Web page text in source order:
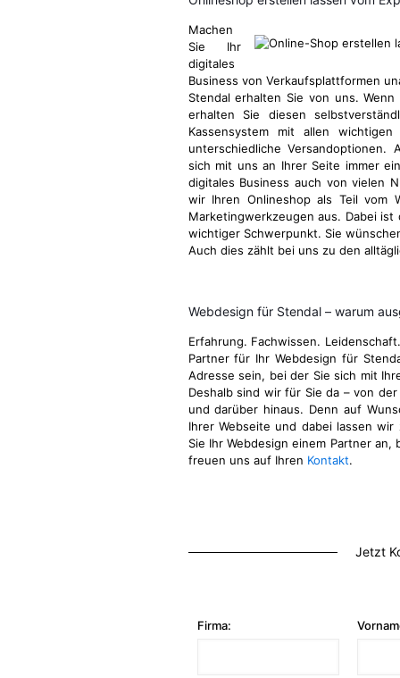
Machen
Sie Ihr
digitales
Business von Verkaufsplattformen
Stendal erhalten Sie von uns.
erhalten Sie diesen
Kassensystem mit allen
unterschiedliche
sich mit uns an Ihrer Seite immer
digitales Business auch von vielen
wir Ihren Onlineshop als Teil vom
Marketingwerkzeugen aus. Dabei ist
wichtiger Schwerpunkt. Sie
Auch dies zählt bei uns zu den
Webdesign für Stendal – warum
Erfahrung. Fachwissen.
Partner für Ihr Webdesign für
Adresse sein, bei der Sie sich mit
Deshalb sind wir für Sie da – von
und darüber hinaus. Denn auf
Ihrer Webseite und dabei lassen
Sie Ihr Webdesign einem Partner
freuen uns auf Ihren Kontakt.
Jetzt
Firma: